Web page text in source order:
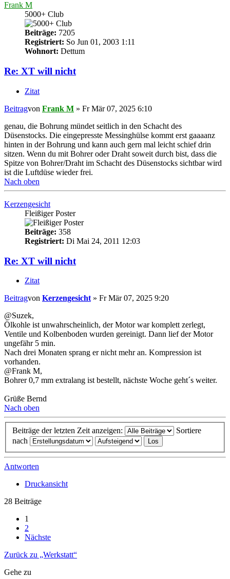
Frank M
5000+ Club
Beiträge: 7205
Registriert: So Jun 01, 2003 1:11
Wohnort: Dettum
Re: XT will nicht
Zitat
Beitragvon Frank M » Fr Mär 07, 2025 6:10
genau, die Bohrung mündet seitlich in den Schacht des
Düsenstocks. Die eingepresste Messinghülse kommt erst gaaaanz
hinten in der Bohrung und kann auch gern mal leicht schief drin
sitzen. Wenn du mit Bohrer oder Draht soweit durch bist, dass die
Spitze von Bohrer/Draht im Schacht des Düsenstocks sichtbar wird
ist die Luftdüse wieder frei.
Nach oben
Kerzengesicht
Fleißiger Poster
Beiträge: 358
Registriert: Di Mai 24, 2011 12:03
Re: XT will nicht
Zitat
Beitragvon Kerzengesicht » Fr Mär 07, 2025 9:20
@Suzek,
Ölkohle ist unwahrscheinlich, der Motor war komplett zerlegt,
Ventile und Kolbenboden wurden gereinigt. Dann lief der Motor
ungefähr 5 min.
Nach drei Monaten sprang er nicht mehr an. Kompression ist
vorhanden.
@Frank M,
Bohrer 0,7 mm extralang ist bestellt, nächste Woche geht´s weiter.
Grüße Bernd
Nach oben
Beiträge der letzten Zeit anzeigen:
Sortiere
nach
Antworten
Druckansicht
28 Beiträge
1
2
Nächste
Zurück zu „Werkstatt“
Gehe zu